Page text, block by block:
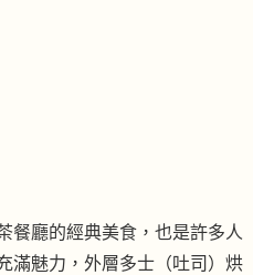
餐廳的經典美食，也是許多人
滿魅力，外層多士（吐司）烘